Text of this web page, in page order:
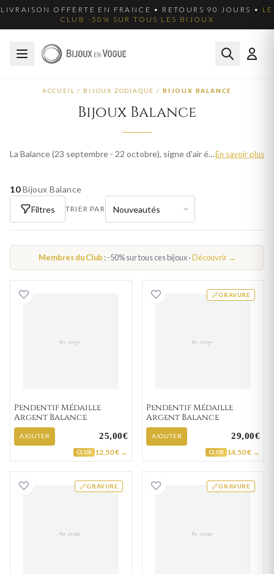
LIVRAISON OFFERTE EN FRANCE • RETOURS 90 JOURS • LE
CLUB -50% SUR TOUS LES BIJOUX
ACCUEIL / BIJOUX ZODIAQUE / BIJOUX BALANCE
Bijoux Balance
La Balance (23 septembre - 22 octobre), signe d'air épris d'harmonie et de beauté, est naturellement attirée par les bijoux. Nos créations Balance incarnent cet équilibre. En or, argent et plaqué or. Livraison offerte en France.En savoir plus
10Bijoux Balance
Filtres
TRIER PAR
Membres du Club : -50% sur tous ces bijoux ·Découvrir →
Pendentif Médaille Argent Balance
Pendentif Médaille
Argent Balance
AJOUTER 25,00€
CLUB 12,50 € →
GRAVURE
Pendentif
Pendentif Médaille
Argent Balance
AJOUTER 29,00€
CLUB 14,50 € →
GRAVURE
Pendentif Médaille Argent Balance GRAVURE
Pendentif